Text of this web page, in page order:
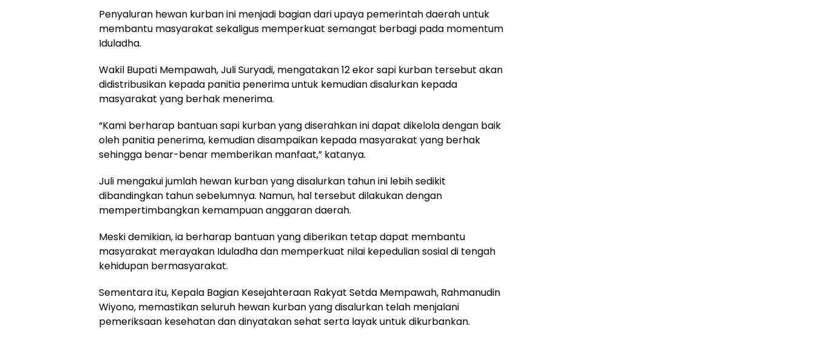
Penyaluran hewan kurban ini menjadi bagian dari upaya pemerintah daerah untuk
membantu masyarakat sekaligus memperkuat semangat berbagi pada momentum
Iduladha.
Wakil Bupati Mempawah, Juli Suryadi, mengatakan 12 ekor sapi kurban tersebut akan
didistribusikan kepada panitia penerima untuk kemudian disalurkan kepada
masyarakat yang berhak menerima.
“Kami berharap bantuan sapi kurban yang diserahkan ini dapat dikelola dengan baik
oleh panitia penerima, kemudian disampaikan kepada masyarakat yang berhak
sehingga benar-benar memberikan manfaat,” katanya.
Juli mengakui jumlah hewan kurban yang disalurkan tahun ini lebih sedikit
dibandingkan tahun sebelumnya. Namun, hal tersebut dilakukan dengan
mempertimbangkan kemampuan anggaran daerah.
Meski demikian, ia berharap bantuan yang diberikan tetap dapat membantu
masyarakat merayakan Iduladha dan memperkuat nilai kepedulian sosial di tengah
kehidupan bermasyarakat.
Sementara itu, Kepala Bagian Kesejahteraan Rakyat Setda Mempawah, Rahmanudin
Wiyono, memastikan seluruh hewan kurban yang disalurkan telah menjalani
pemeriksaan kesehatan dan dinyatakan sehat serta layak untuk dikurbankan.